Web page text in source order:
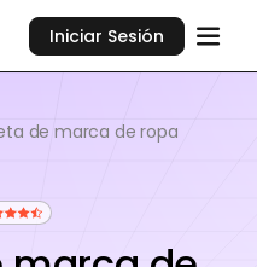
Iniciar Sesión
de marca de ropa